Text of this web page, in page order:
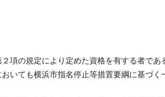
項の規定により定めた資格を有する者であ
いても横浜市指名停止等措置要綱に基づ